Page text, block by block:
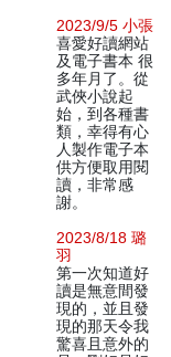
2023/9/5 小張
喜愛好讀網站
及電子書本 很
多年月了。從
武俠小說起
始，到各種書
類，幸得有心
人製作電子本
供方便取用閱
讀，非常感
謝。
2023/8/18 璐
羽
第一次知道好
讀是無意間發
現的，並且發
現的那天令我
驚喜且意外的